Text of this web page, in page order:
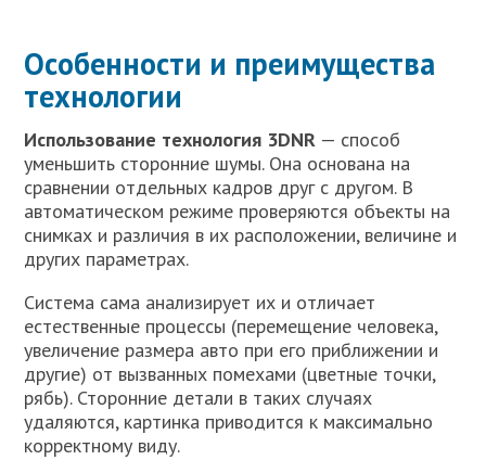
Особенности и преимущества
технологии
Использование технология 3DNR — способ
уменьшить сторонние шумы. Она основана на
сравнении отдельных кадров друг с другом. В
автоматическом режиме проверяются объекты на
снимках и различия в их расположении, величине и
других параметрах.
Система сама анализирует их и отличает
естественные процессы (перемещение человека,
увеличение размера авто при его приближении и
другие) от вызванных помехами (цветные точки,
рябь). Сторонние детали в таких случаях
удаляются, картинка приводится к максимально
корректному виду.